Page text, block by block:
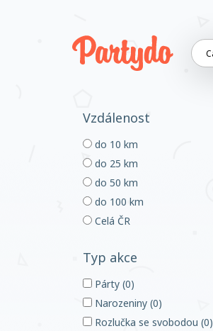
Vzdálenost
do 10 km
do 25 km
do 50 km
do 100 km
Celá ČR
Typ akce
Párty (0)
Narozeniny (0)
Rozlučka se svobodou (0)